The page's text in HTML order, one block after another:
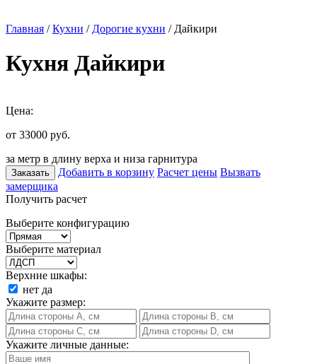
Главная /Кухни / Дорогие кухни / Дайкири
Кухня Дайкири
Цена:
от 33000 руб.
за метр в длину верха и низа гарнитура
Заказать Добавить в корзину Расчет цены Вызвать
замерщика
Получить расчет
Выберите конфигурацию
Выберите материал
Верхние шкафы:
нет да
Укажите размер:
Укажите личные данные: